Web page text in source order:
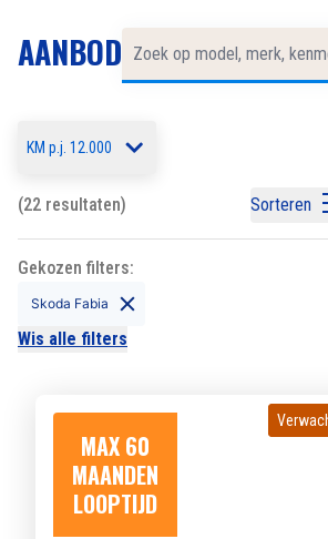
AANBOD
KM p.j. 12.000
(22 resultaten) Sorteren
Gekozen filters:
Skoda Fabia
Wis alle filters
MAX 60
MAANDEN
LOOPTIJD